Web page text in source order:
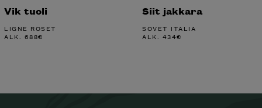
Vik tuoli
LIGNE ROSET
ALK. 688€
Siit jakkara
SOVET ITALIA
ALK. 434€